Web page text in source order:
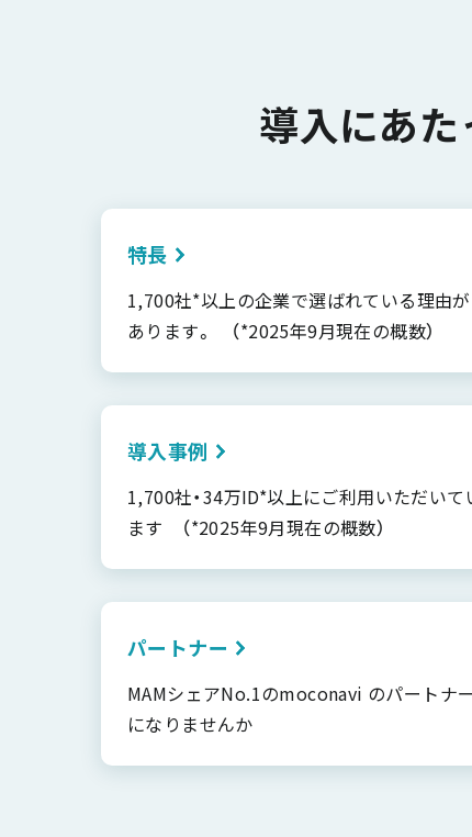
導入にあ
特長
1,700社*以上の企業で選ばれている理由が
あります。 （*2025年9月現在の概数）
導入事例
1,700社・34万ID*以上にご利用いただいて
ます （*2025年9月現在の概数）
パートナー
MAMシェアNo.1のmoconavi のパートナー
になりませんか